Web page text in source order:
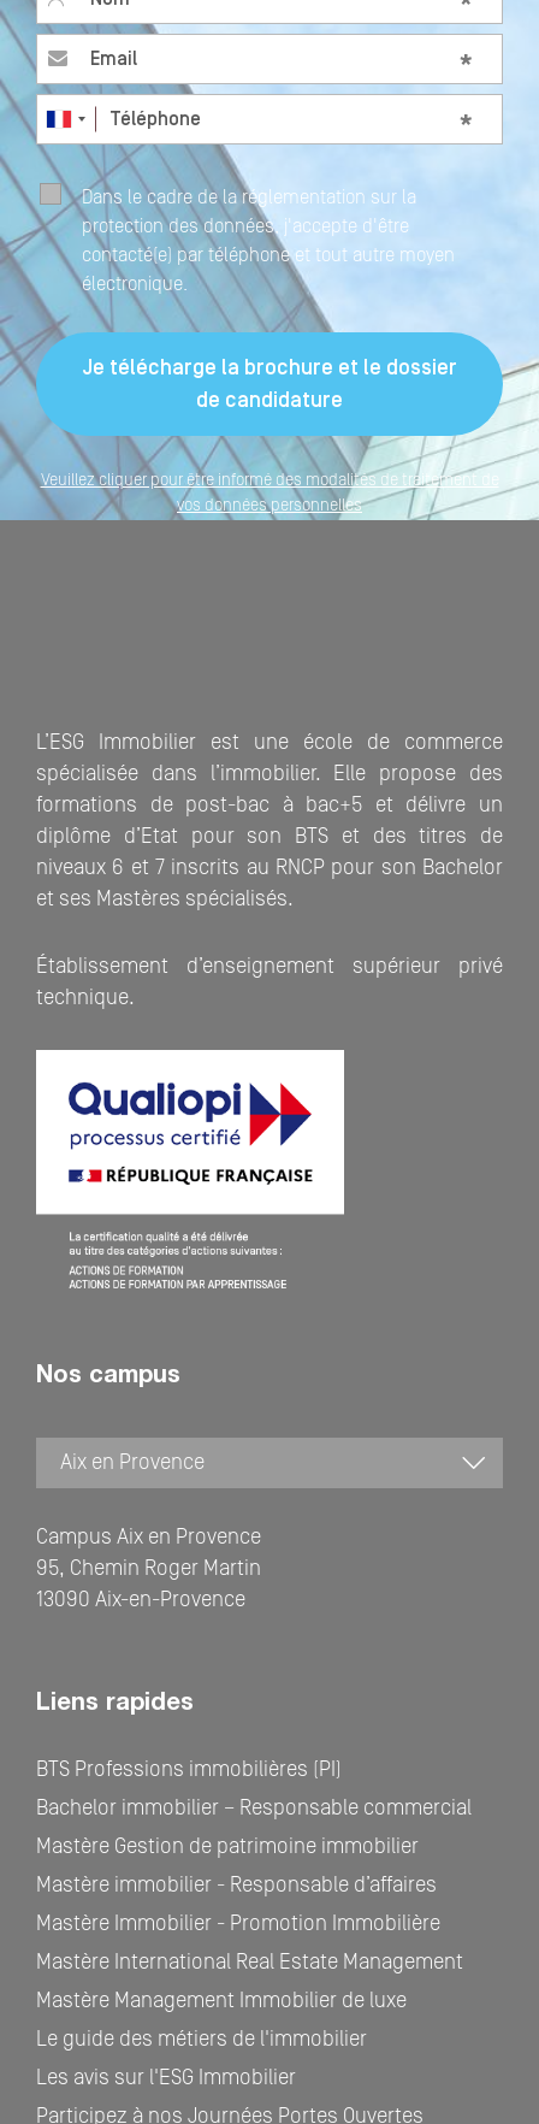
Email *
Téléphone*
Dans le cadre de la réglementation sur la
protection des données, j'accepte d'être
contacté(e) par téléphone et tout autre moyen
électronique.
Veuillez cliquer pour être informé des modalités de traitement de
vos données personnelles
L’ESG Immobilier est une école de commerce
spécialisée dans l’immobilier. Elle propose des
formations de post-bac à bac+5 et délivre un
diplôme d’Etat pour son BTS et des titres de
niveaux 6 et 7 inscrits au RNCP pour son Bachelor
et ses Mastères spécialisés.
Établissement d’enseignement supérieur privé
technique.
Nos campus
Campus Aix en Provence
95, Chemin Roger Martin
13090 Aix-en-Provence
Liens rapides
BTS Professions immobilières (PI)
Bachelor immobilier – Responsable commercial
Mastère Gestion de patrimoine immobilier
Mastère immobilier - Responsable d’affaires
Mastère Immobilier - Promotion Immobilière
Mastère International Real Estate Management
Mastère Management Immobilier de luxe
Le guide des métiers de l'immobilier
Les avis sur l'ESG Immobilier
Participez à nos Journées Portes Ouvertes